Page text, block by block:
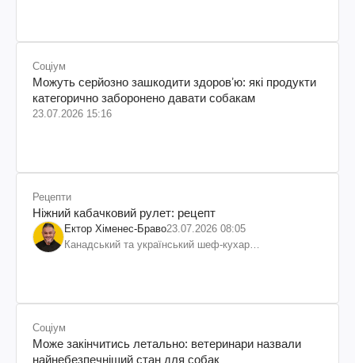
Соціум
Можуть серйозно зашкодити здоровʼю: які продукти
категорично заборонено давати собакам
23.07.2026 15:16
Рецепти
Ніжний кабачковий рулет: рецепт
Ектор Хіменес-Браво23.07.2026 08:05
Канадський та український шеф-кухар
Соціум
Може закінчитись летально: ветеринари назвали
найнебезпечніший стан для собак